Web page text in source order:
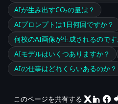
AIが生み出すCO₂の量は？
AIプロンプトは1日何回ですか？
何枚のAI画像が生成されるのです
AIモデルはいくつありますか？
AIの仕事はどれくらいあるのか？
このページを共有する